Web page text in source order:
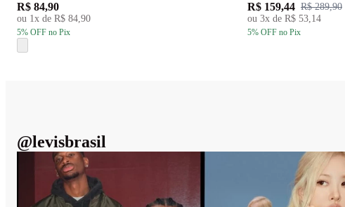
R$ 84,90
ou 1x de R$ 84,90
5% OFF no Pix
R$ 159,44 R$ 289,90
ou 3x de R$ 53,14
5% OFF no Pix
@levisbrasil